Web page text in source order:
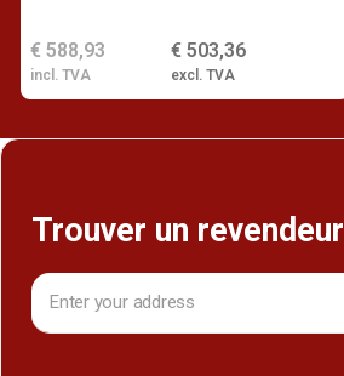
€ 503,36
excl. TVA
€ 588,93
incl. TVA
Trouver un revendeur